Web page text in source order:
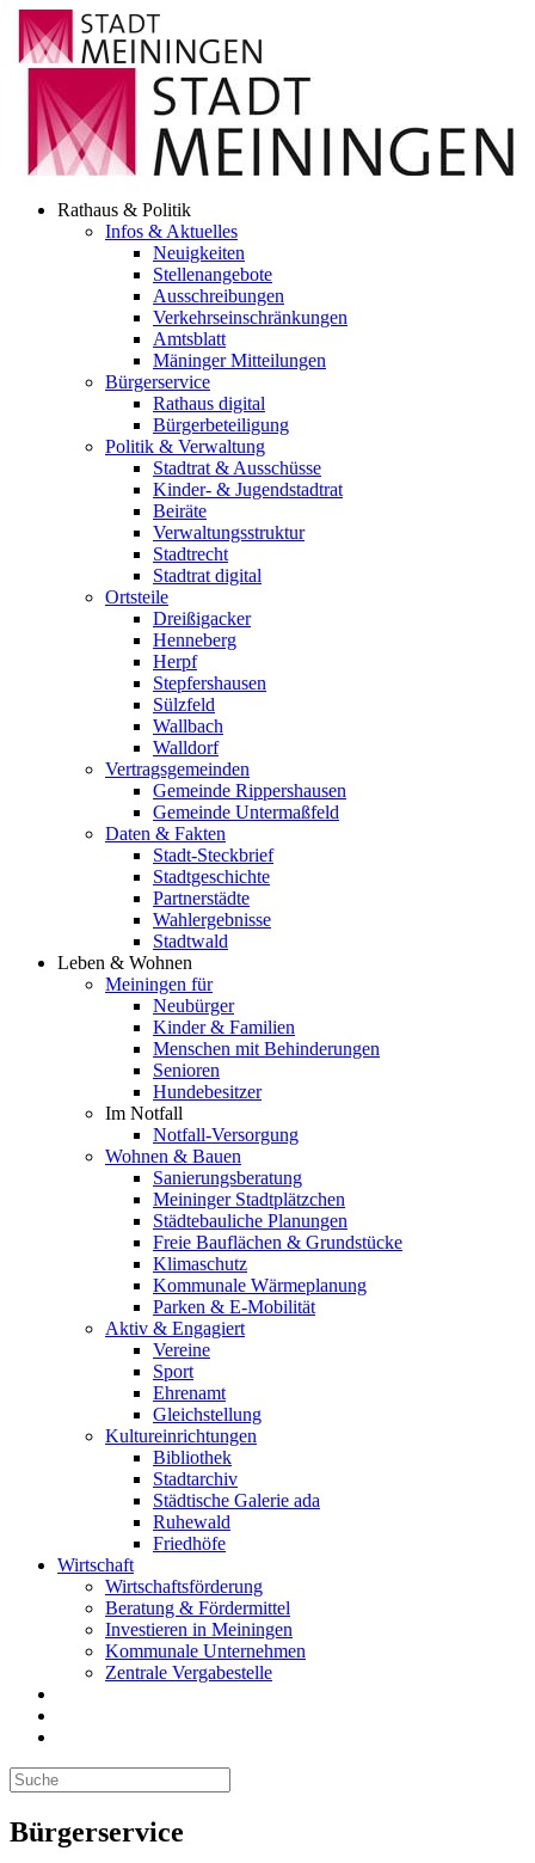
Rathaus & Politik
Infos & Aktuelles
Neuigkeiten
Stellenangebote
Ausschreibungen
Verkehrs­einschränkungen
Amtsblatt
Mäninger Mitteilungen
Bürgerservice
Rathaus digital
Bürgerbeteiligung
Politik & Verwaltung
Stadtrat & Ausschüsse
Kinder- & Jugendstadtrat
Beiräte
Verwaltungsstruktur
Stadtrecht
Stadtrat digital
Ortsteile
Dreißigacker
Henneberg
Herpf
Stepfershausen
Sülzfeld
Wallbach
Walldorf
Vertragsgemeinden
Gemeinde Rippershausen
Gemeinde Untermaßfeld
Daten & Fakten
Stadt-Steckbrief
Stadtgeschichte
Partnerstädte
Wahlergebnisse
Stadtwald
Leben & Wohnen
Meiningen für
Neubürger
Kinder & Familien
Menschen mit Behinderungen
Senioren
Hundebesitzer
Im Notfall
Notfall-Versorgung
Wohnen & Bauen
Sanierungsberatung
Meininger Stadtplätzchen
Städtebauliche Planungen
Freie Bauflächen & Grundstücke
Klimaschutz
Kommunale Wärmeplanung
Parken & E-Mobilität
Aktiv & Engagiert
Vereine
Sport
Ehrenamt
Gleichstellung
Kultureinrichtungen
Bibliothek
Stadtarchiv
Städtische Galerie ada
Ruhewald
Friedhöfe
Wirtschaft
Wirtschaftsförderung
Beratung & Fördermittel
Investieren in Meiningen
Kommunale Unternehmen
Zentrale Vergabestelle
Bürgerservice